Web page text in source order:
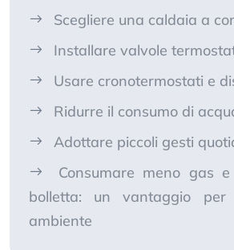
Scegliere una caldaia a
Installare valvole
Usare cronotermostati e
Ridurre il consumo di
Adottare piccoli gesti
Consumare meno gas
bolletta: un vantaggio per
ambiente